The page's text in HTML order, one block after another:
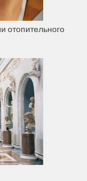
отопительного